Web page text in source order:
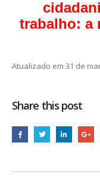
trabalho: a
Atualizado em 31 de
Share this post